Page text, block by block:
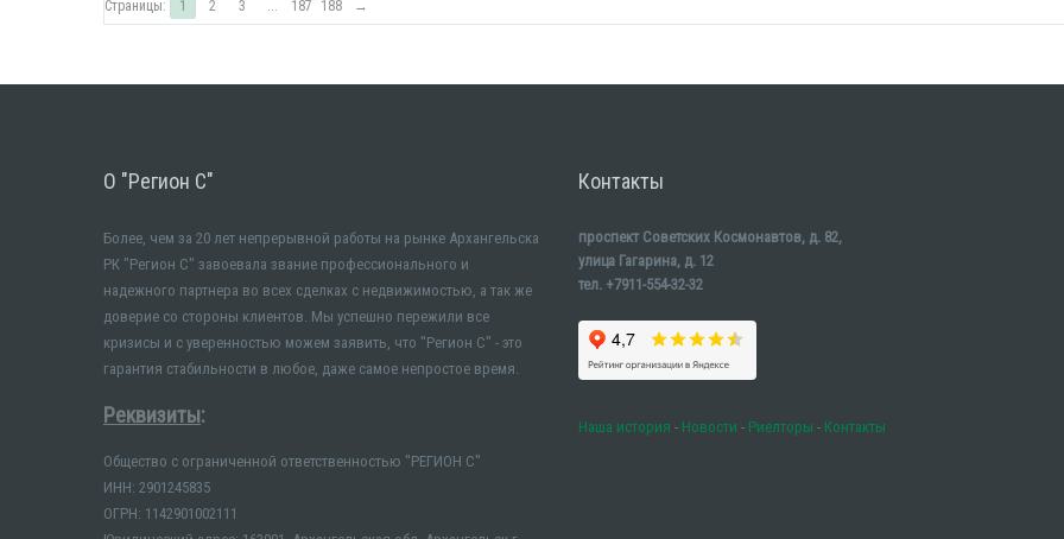
Страницы: 1 2 3 ... 187 188 →
О "Регион С"
Более, чем за 20 лет непрерывной работы на рынке Архангельска
РК "Регион С" завоевала звание профессионального и
надежного партнера во всех сделках с недвижимостью, а так же
доверие со стороны клиентов. Мы успешно пережили все
кризисы и с уверенностью можем заявить, что "Регион С" - это
гарантия стабильности в любое, даже самое непростое время.
Реквизиты:
Общество с ограниченной ответственностью "РЕГИОН С"
ИНН: 2901245835
ОГРН: 1142901002111
Контакты
проспект Советских Космонавтов, д. 82,
улица Гагарина, д. 12
тел. +7911-554-32-32
Наша история - Новости - Риелторы - Контакты